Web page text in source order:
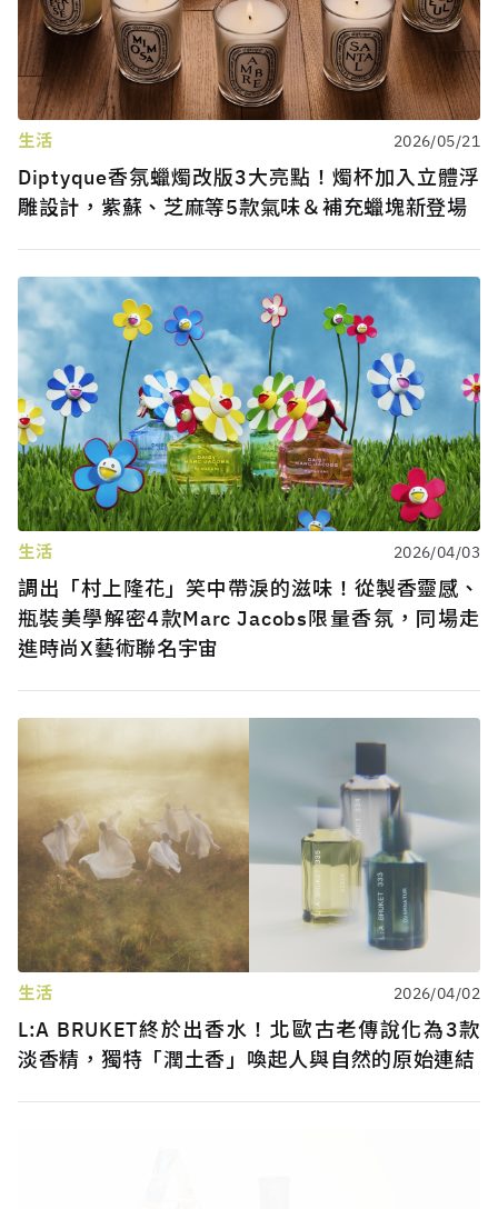
生活 2026/05/21
Diptyque香氛蠟燭改版3大亮點！燭杯加入立體浮
雕設計，紫蘇、芝麻等5款氣味＆補充蠟塊新登場
生活 2026/04/03
調出「村上隆花」笑中帶淚的滋味！從製香靈感、
瓶裝美學解密4款Marc Jacobs限量香氛，同場走
進時尚X藝術聯名宇宙
生活 2026/04/02
L:A BRUKET終於出香水！北歐古老傳說化為3款
淡香精，獨特「潤土香」喚起人與自然的原始連結